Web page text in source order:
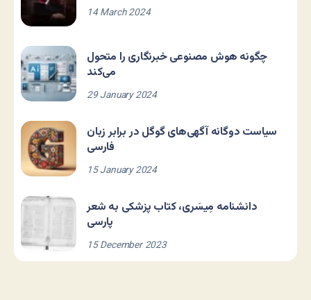
14 March 2024
چگونه هوش مصنوعی خبرنگاری را متحول
می‌کند
29 January 2024
سیاست دوگانه آگهی‌های گوگل در برابر زبان
فارسی
15 January 2024
دانشنامه مِیسَری، کتاب پزشکی به شعر
پارسی
15 December 2023